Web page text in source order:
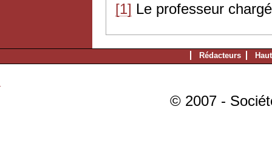
[1] Le professeur
Rédacteurs
© 2007 -